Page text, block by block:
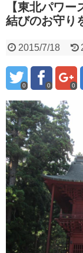
【東北パワ
結びのお守り
2015/7/18
0 0 0